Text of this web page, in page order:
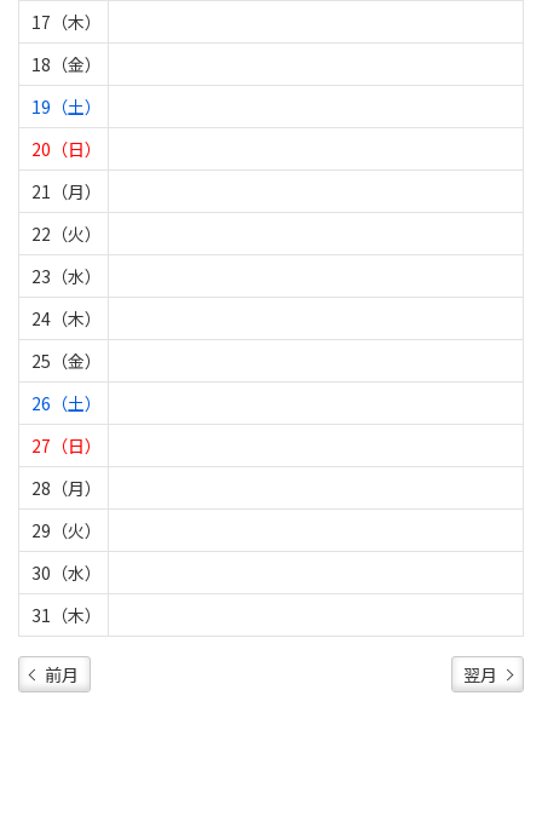
17（木）
18（金）
19（土）
20（日）
21（月）
22（火）
23（水）
24（木）
25（金）
26（土）
27（日）
28（月）
29（火）
30（水）
31（木）
前月 翌月